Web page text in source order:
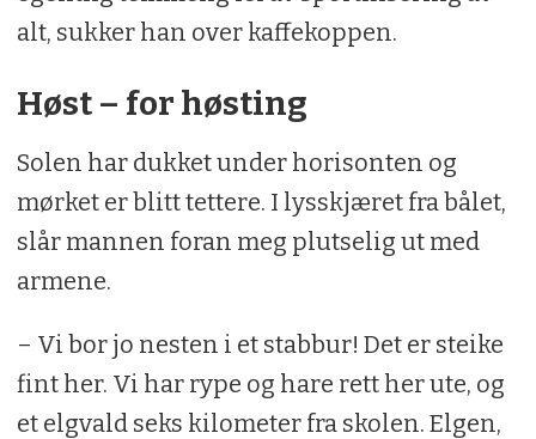
alt, sukker han over kaffekoppen.
Høst – for høsting
Solen har dukket under horisonten og
mørket er blitt tettere. I lysskjæret fra bålet,
slår mannen foran meg plutselig ut med
armene.
– Vi bor jo nesten i et stabbur! Det er steike
fint her. Vi har rype og hare rett her ute, og
et elgvald seks kilometer fra skolen. Elgen,